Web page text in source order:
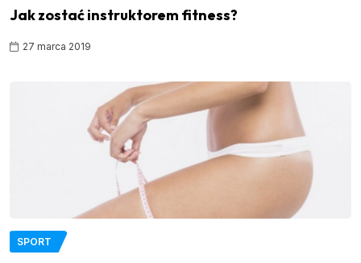
Jak zostać instruktorem fitness?
27 marca 2019
SPORT